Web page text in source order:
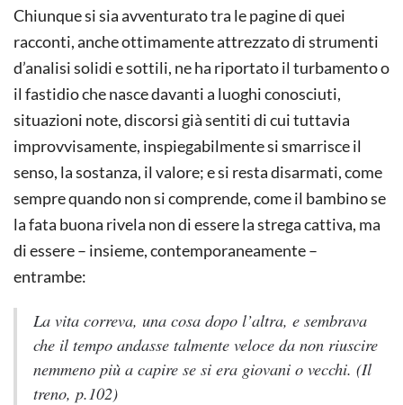
Chiunque si sia avventurato tra le pagine di quei
racconti, anche ottimamente attrezzato di strumenti
d’analisi solidi e sottili, ne ha riportato il turbamento o
il fastidio che nasce davanti a luoghi conosciuti,
situazioni note, discorsi già sentiti di cui tuttavia
improvvisamente, inspiegabilmente si smarrisce il
senso, la sostanza, il valore; e si resta disarmati, come
sempre quando non si comprende, come il bambino se
la fata buona rivela non di essere la strega cattiva, ma
di essere – insieme, contemporaneamente –
entrambe:
La vita correva, una cosa dopo l’altra, e sembrava
che il tempo andasse talmente veloce da non riuscire
nemmeno più a capire se si era giovani o vecchi.(Il
treno,p.102)